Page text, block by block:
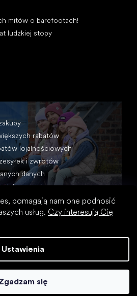
pomagają nam one podnosić
usług. Czy interesują Cię
Ustawienia
się
mitów o barefootach!
ludzkiej stopy
rabatów
lojalnościowych
i zwrotów
danych
jednym miejscu
Opracował Shoptet
. Wszystkie prawa zastrzeżone.